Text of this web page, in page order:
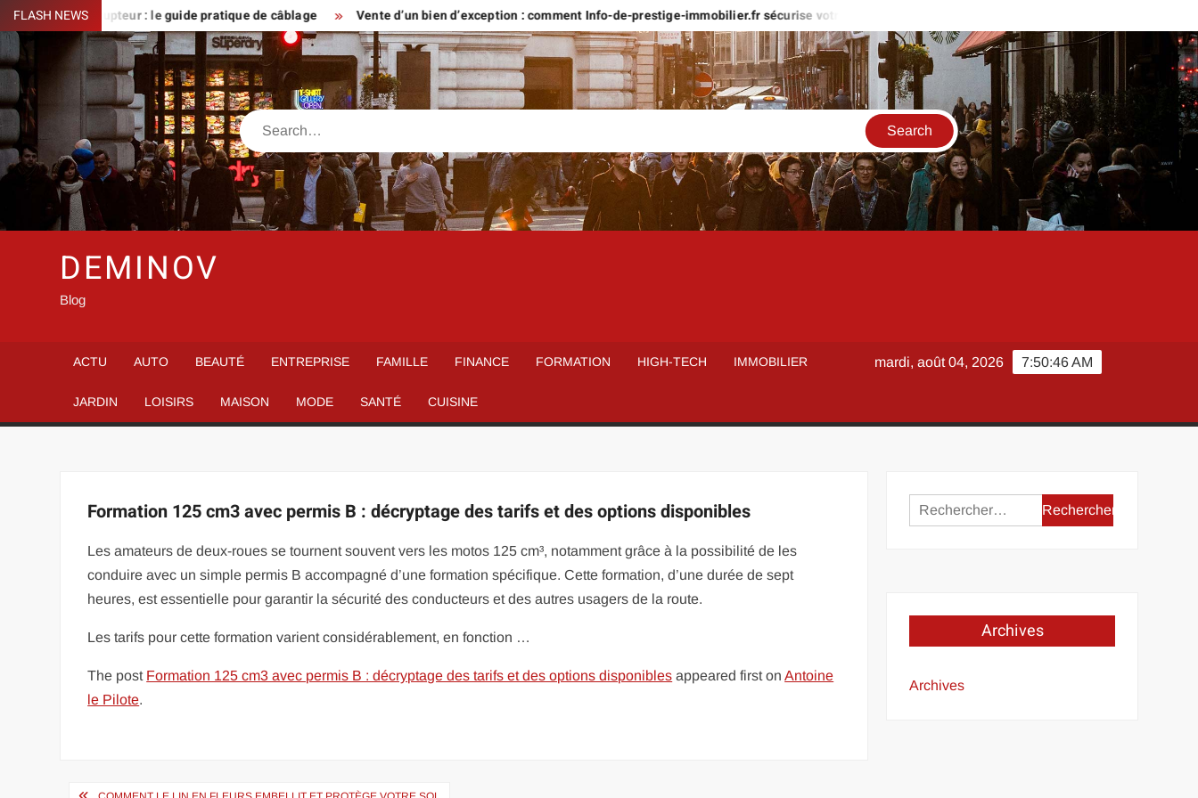
Skip
to
content
FLASH NEWS
sur télérupteur : le guide pratique de câblage Vente d’un bien d’exception : comment Info-de-prestige-immobilier.fr sécurise votre projet ?
Search
DEMINOV
Blog
ACTU AUTO BEAUTÉ ENTREPRISE FAMILLE FINANCE FORMATION HIGH-TECH IMMOBILIER
JARDIN LOISIRS MAISON MODE SANTÉ CUISINE
7:50:46 AM
mardi, août 04, 2026
Formation 125 cm3 avec permis B : décryptage des tarifs et des options disponibles
Les amateurs de deux-roues se tournent souvent vers les motos 125 cm³, notamment grâce à la possibilité de les
conduire avec un simple permis B accompagné d’une formation spécifique. Cette formation, d’une durée de sept
heures, est essentielle pour garantir la sécurité des conducteurs et des autres usagers de la route.
Les tarifs pour cette formation varient considérablement, en fonction …
The post Formation 125 cm3 avec permis B : décryptage des tarifs et des options disponibles appeared first onAntoine
le Pilote.
Rechercher :
Archives
Archives